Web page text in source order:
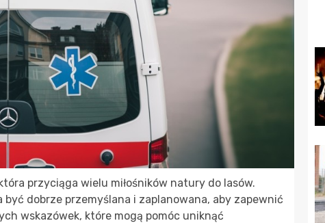
przyciąga wielu miłośników natury do lasów.
dobrze przemyślana i zaplanowana, aby zapewnić
wskazówek, które mogą pomóc uniknąć